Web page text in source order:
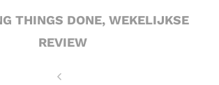
THINGS DONE,WEKELIJKSE
REVIEW